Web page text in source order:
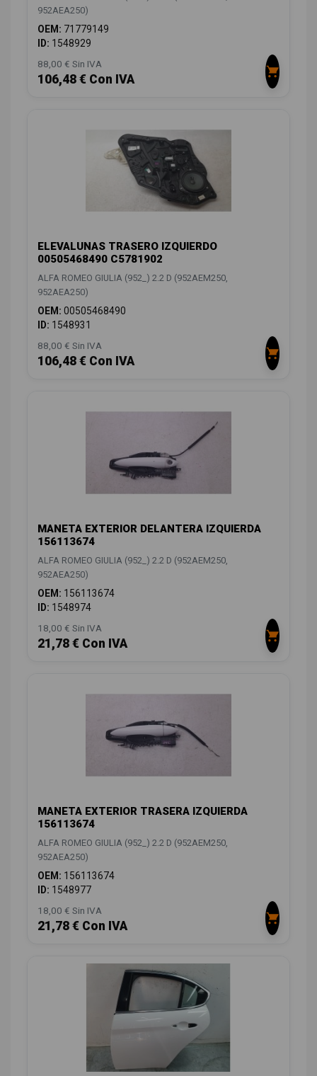
952AEA250)
OEM: 71779149
ID: 1548929
88,00 € Sin IVA
106,48 € Con IVA
ELEVALUNAS TRASERO IZQUIERDO
00505468490 C5781902
ALFA ROMEO GIULIA (952_) 2.2 D (952AEM250,
952AEA250)
OEM: 00505468490
ID: 1548931
88,00 € Sin IVA
106,48 € Con IVA
MANETA EXTERIOR DELANTERA IZQUIERDA
156113674
ALFA ROMEO GIULIA (952_) 2.2 D (952AEM250,
952AEA250)
OEM: 156113674
ID: 1548974
18,00 € Sin IVA
21,78 € Con IVA
MANETA EXTERIOR TRASERA IZQUIERDA
156113674
ALFA ROMEO GIULIA (952_) 2.2 D (952AEM250,
952AEA250)
OEM: 156113674
ID: 1548977
18,00 € Sin IVA
21,78 € Con IVA